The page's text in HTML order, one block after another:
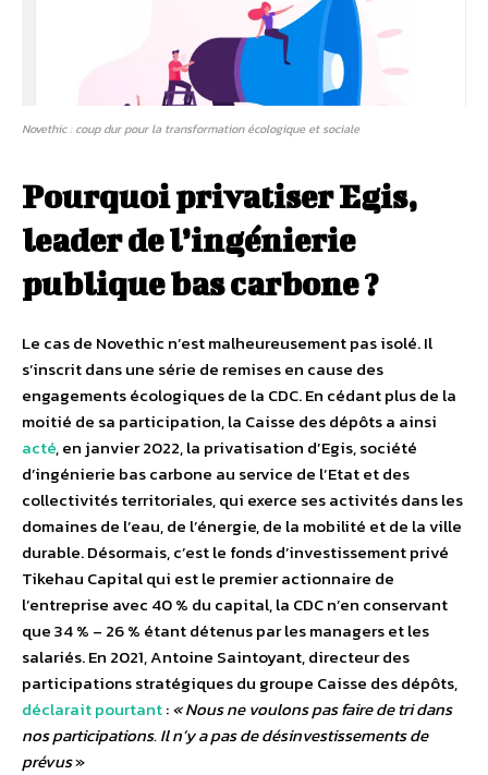
Novethic : coup dur pour la transformation écologique et sociale
Pourquoi privatiser Egis,
leader de l’ingénierie
publique bas carbone ?
Le cas de Novethic n’est malheureusement pas isolé. Il
s’inscrit dans une série de remises en cause des
engagements écologiques de la CDC. En cédant plus de la
moitié de sa participation, la Caisse des dépôts a ainsi
acté, en janvier 2022, la privatisation d’Egis, société
d’ingénierie bas carbone au service de l’Etat et des
collectivités territoriales, qui exerce ses activités dans les
domaines de l’eau, de l’énergie, de la mobilité et de la ville
durable. Désormais, c’est le fonds d’investissement privé
Tikehau Capital qui est le premier actionnaire de
l’entreprise avec 40 % du capital, la CDC n’en conservant
que 34 % – 26 % étant détenus par les managers et les
salariés. En 2021, Antoine Saintoyant, directeur des
participations stratégiques du groupe Caisse des dépôts,
déclarait pourtant:« Nous ne voulons pas faire de tri dans
nos participations. Il n’y a pas de désinvestissements de
prévus»